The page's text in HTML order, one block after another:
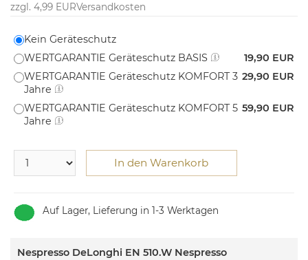
zzgl. 4,99 EURVersandkosten
Auf Lager, Lieferung in 1-3 Werktagen
Kein Geräteschutz
WERTGARANTIE Geräteschutz BASIS
19,90 EUR
WERTGARANTIE Geräteschutz KOMFORT 3
Jahre
29,90 EUR
WERTGARANTIE Geräteschutz KOMFORT 5
Jahre
59,90 EUR
In den Warenkorb
Nespresso DeLonghi EN 510.W Nespresso